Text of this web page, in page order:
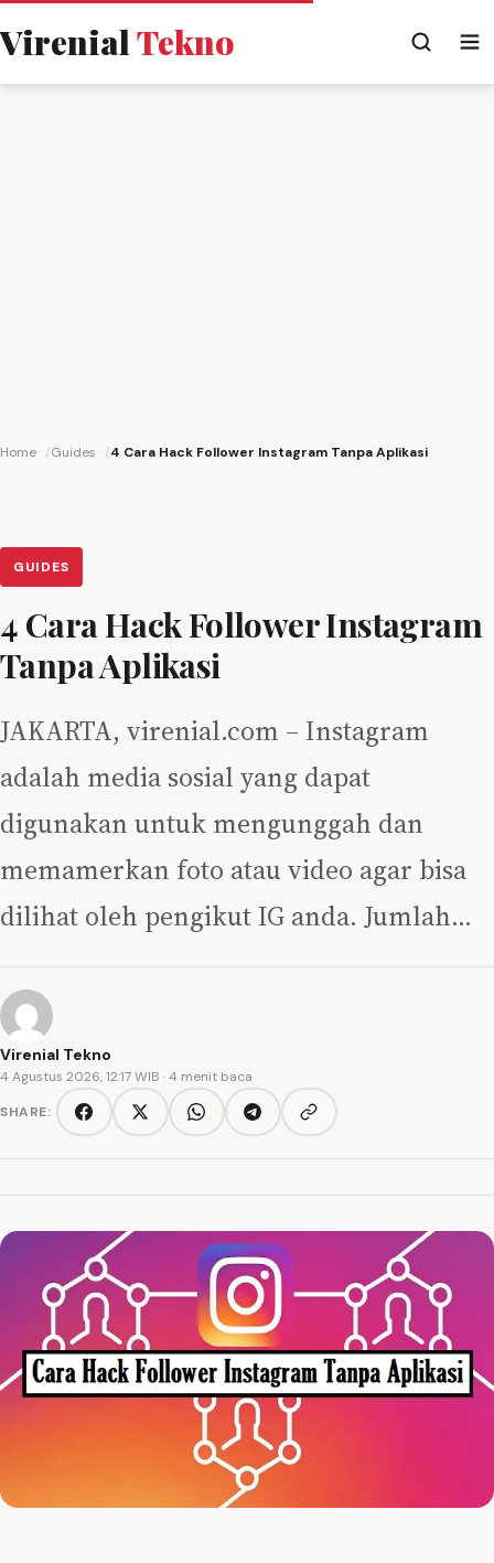
VirenialTekno
Home Guides 4 Cara Hack Follower Instagram Tanpa Aplikasi
GUIDES
4 Cara Hack Follower Instagram
Tanpa Aplikasi
JAKARTA, virenial.com – Instagram
adalah media sosial yang dapat
digunakan untuk mengunggah dan
memamerkan foto atau video agar bisa
dilihat oleh pengikut IG anda. Jumlah…
Virenial Tekno
4 Agustus 2026, 12:17 WIB · 4 menit baca
SHARE:
FacebookTwitter/XWhatsAppTelegramCopy link